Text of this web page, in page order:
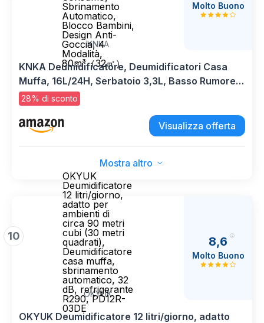
Sbrinamento
Automatico,
Blocco Bambini,
Design Anti-
Goccia, 4
Modalità,
80m³（32㎡）
KNKA
Molto Buono
KNKA Deumidificatore, Deumidificatori Casa
Muffa, 16L/24H, Serbatoio 3,3L, Basso Rumore,
Basso Consumo, Sbrinamento Automatico,
Blocco Bambini, Design Anti-Goccia, 4 Modalità,
80m³（32㎡）
28% di sconto
Visualizza offerta
Mostra altro
10
OKYUK
Deumidificatore
12 litri/giorno,
adatto per
ambienti di
circa 90 metri
cubi (30 metri
quadrati),
Deumidificatore
casa muffa,
sbrinamento
automatico, 32
dB, refrigerante
R290, PD12R-
03DE
OKYUK
8,6
Molto Buono
OKYUK Deumidificatore 12 litri/giorno, adatto